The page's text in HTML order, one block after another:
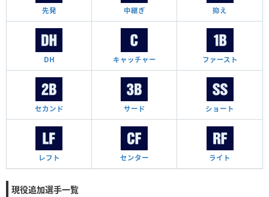
先発 中継ぎ 抑え
DH キャッチャー ファースト
セカンド サード ショート
レフト センター ライト
現役追加選手一覧